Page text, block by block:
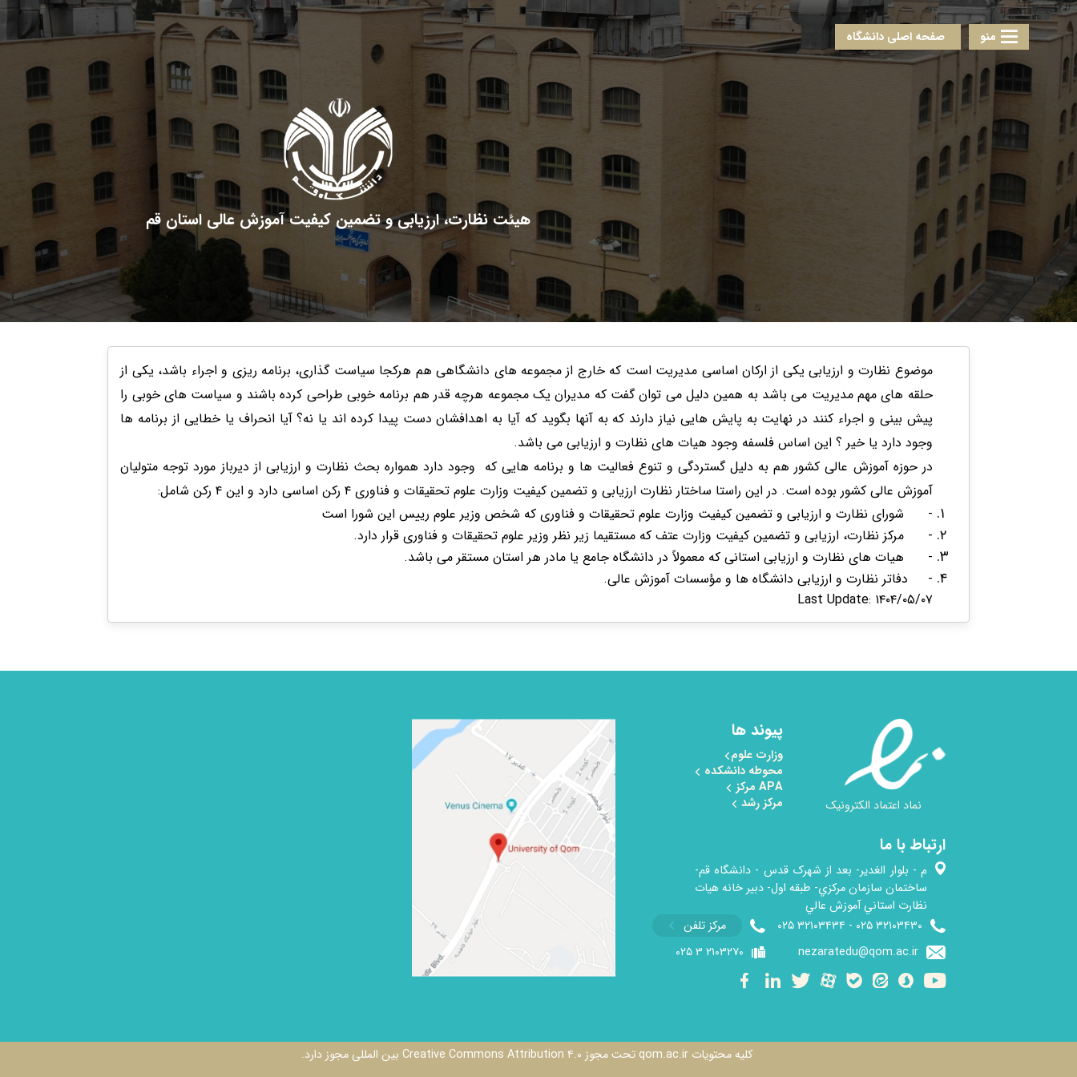
منو صفحه اصلی دانشگاه
هیئت نظارت، ارزیابی و تضمین کیفیت آموزش عالی استان قم
موضوع نظارت و ارزیابی یکی از ارکان اساسی مدیریت است که خارج از مجموعه های دانشگاهی هم هرکجا سیاست گذاری، برنامه ریزی و اجراء باشد، یکی از
حلقه های مهم مدیریت می باشد به همین دلیل می توان گفت که مدیران یک مجموعه هرچه قدر هم برنامه خوبی طراحی کرده باشند و سیاست های خوبی را
پیش بینی و اجراء کنند در نهایت به پایش هایی نیاز دارند که به آنها بگوید که آیا به اهدافشان دست پیدا کرده اند یا نه؟ آیا انحراف یا خطایی از برنامه ها
وجود دارد یا خیر ؟ این اساس فلسفه وجود هیات های نظارت و ارزیابی می باشد.
در حوزه آموزش عالی کشور هم به دلیل گستردگی و تنوع فعالیت ها و برنامه هایی که وجود دارد همواره بحث نظارت و ارزیابی از دیرباز مورد توجه متولیان
آموزش عالی کشور بوده است. در این راستا ساختار نظارت ارزیابی و تضمین کیفیت وزارت علوم تحقیقات و فناوری ۴ رکن اساسی دارد و این ۴ رکن شامل:
- شورای نظارت و ارزیابی و تضمین کیفیت وزارت علوم تحقیقات و فناوری که شخص وزیر علوم رییس این شورا است
- مرکز نظارت، ارزیابی و تضمین کیفیت وزارت عتف که مستقیما زیر نظر وزیر علوم تحقیقات و فناوری قرار دارد.
- هیات های نظارت و ارزیابی استانی که معمولاً در دانشگاه جامع یا مادر هر استان مستقر می باشد.
- دفاتر نظارت و ارزیابی دانشگاه ها و مؤسسات آموزش عالی.
Last Update: ۱۴۰۴/۰۵/۰۷
نماد اعتماد الکترونیک
پیوند ها
وزارت علوم
محوطه دانشکده
APA مرکز
مرکز رشد
ارتباط با ما
م - بلوار الغدیر- بعد از شهرک قدس - دانشگاه قم-
ساختمان سازمان مرکزي- طبقه اول- دبير خانه هيات
نظارت استاني آموزش عالي
​۳۲۱۰۳۴۳۰ ۰۲۵ - ۳۲۱۰۳۴۳۴ ۰۲۵
مرکز تلفن
nezaratedu@qom.ac.ir​ ​
۲۱۰۳۲۷۰ ۳ ۰۲۵
کلیه محتویات qom.ac.ir تحت مجوز Creative Commons Attribution ۴.۰ بین المللی مجوز دارد.